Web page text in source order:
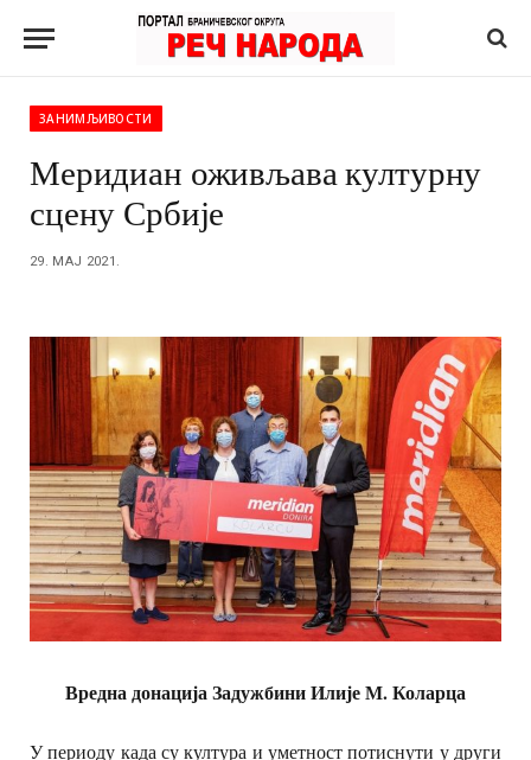
ЗАНИМЉИВОСТИ
Меридиан оживљава културну
сцену Србије
29. МАЈ 2021.
Вредна донација Задужбини Илије М. Коларца
У периоду када су култура и уметност потиснути у други